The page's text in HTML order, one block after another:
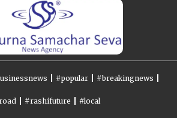
#popular #breakingnews
#rashifuture #local